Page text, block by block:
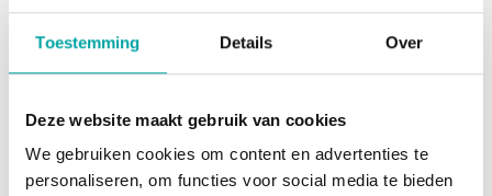
Toestemming Details Over
Deze website maakt gebruik van cookies
We gebruiken cookies om content en advertenties te
personaliseren, om functies voor social media te bieden
T2-campus>Events>Infodag SyntraPXL
Navigatie